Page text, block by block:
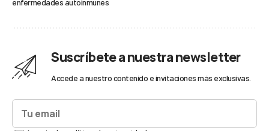
enfermedades autoinmunes
Suscríbete a nuestra newsletter
Accede a nuestro contenido e invitaciones más exclusivas.